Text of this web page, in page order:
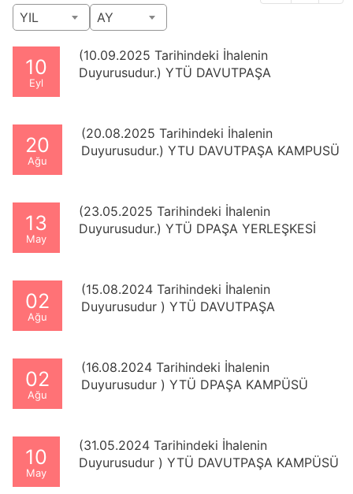
YIL
AY
10
Eyl
(10.09.2025 Tarihindeki İhalenin
Duyurusudur.) YTÜ DAVUTPAŞA
BORULARI DEĞİŞİMİ
20
Ağu
(20.08.2025 Tarihindeki İhalenin
Duyurusudur.) YTU DAVUTPAŞA KAMPUSÜ
DOĞALGAZ HATLARI DÜZENLENMESİ
YAPIM İŞİ
13
May
(23.05.2025 Tarihindeki İhalenin
Duyurusudur.) YTÜ DPAŞA YERLEŞKESİ
02
Ağu
(15.08.2024 Tarihindeki İhalenin
Duyurusudur ) YTÜ DAVUTPAŞA
02
Ağu
(16.08.2024 Tarihindeki İhalenin
Duyurusudur ) YTÜ DPAŞA KAMPÜSÜ
TADİLAT VE ÇEŞİTLİ ONARIM İŞİ
10
May
(31.05.2024 Tarihindeki İhalenin
Duyurusudur ) YTÜ DAVUTPAŞA KAMPÜSÜ